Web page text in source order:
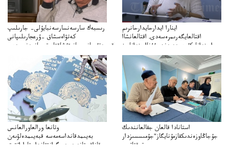
رىسبەك سارسەنسارسەنبايۇلى– جارىلىپ
كەتۋاەسشاق –ۇرعجارىلىپانى
قۇشاكەتۋگەتىرعانمشاقبىردتۇرعانبومبانىقۇشاقتاپوتىرعانمەنبىردەي
اينارا ايدارحايدارحانرىم
اقتالعايگەرىمرەسەدى. اقتالعانشاا
ارىزدانامكۇرەسەدىەندىبۇۇناارىزدانامىز
وتانعا ورالعاورالعانس
بەيىمدقانداسەمەسە قبەيىمدەلۋىەن
قازاقستانەمەسەميگرانتقانداستاراراتتىق
استانادا قالعان جقالعانندىك
جۇجاڭاوزەندىكقازمۇنايگاز"جۇمىسسىزدار
توقتاتىپ